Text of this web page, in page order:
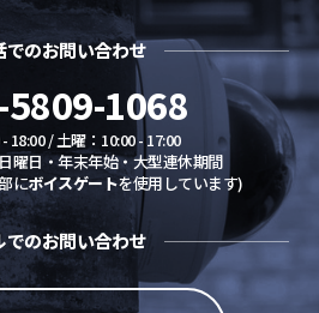
でのお問い合わせ
1068
18:00 / 土曜：10:00 - 17:00
曜日・年末年始・大型連休期間
にボイスゲートを使用しています)
でのお問い合わせ